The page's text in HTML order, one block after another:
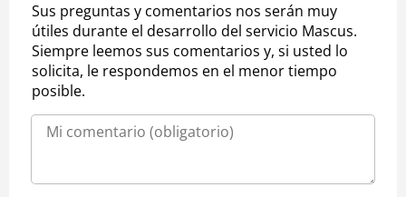
Sus preguntas y comentarios nos serán muy
útiles durante el desarrollo del servicio Mascus.
Siempre leemos sus comentarios y, si usted lo
solicita, le respondemos en el menor tiempo
posible.